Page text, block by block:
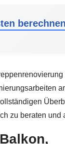
berechnen
zu beraten